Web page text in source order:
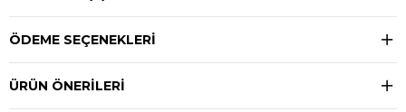
ÖDEME SEÇENEKLERI
ÜRÜN ÖNERILERI